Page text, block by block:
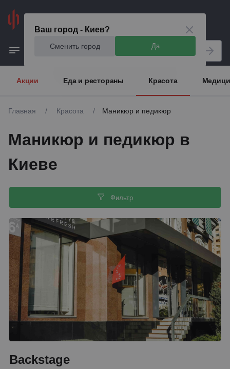
Ваш город - Киев?
Сменить город Да
Акции Еда и рестораны Красота
Главная / Красота / Маникюр и педикюр
Маникюр и педикюр в
Киеве
Фильтр
Backstage